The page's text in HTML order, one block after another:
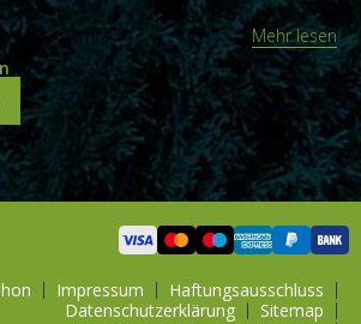
Mehr lesen
Impressum
Haftungsausschluss
Datenschutzerklärung
Sitemap